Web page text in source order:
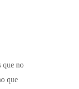
que no
que